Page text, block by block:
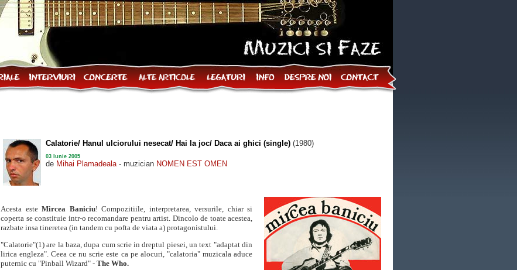
Calatorie/ Hanul ulciorului nesecat/ Hai la joc/ Daca ai ghici (single) (1980)
03 Iunie 2005
de Mihai Plamadeala- muzician NOMEN EST OMEN
Acesta este Mircea Baniciu! Compozitiile, interpretarea, versurile, chiar si
coperta se constituie intr-o recomandare pentru artist. Dincolo de toate acestea,
razbate insa tineretea (in tandem cu pofta de viata a) protagonistului.
"Calatorie"(1) are la baza, dupa cum scrie in dreptul piesei, un text "adaptat din
lirica engleza". Ceea ce nu scrie este ca pe alocuri, "calatoria" muzicala aduce
puternic cu "Pinball Wizard" - The Who.